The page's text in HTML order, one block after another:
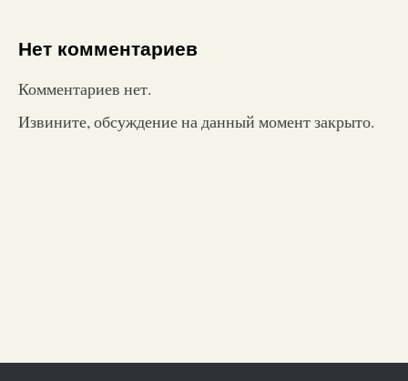
Нет комментариев
Комментариев нет.
Извините, обсуждение на данный момент закрыто.